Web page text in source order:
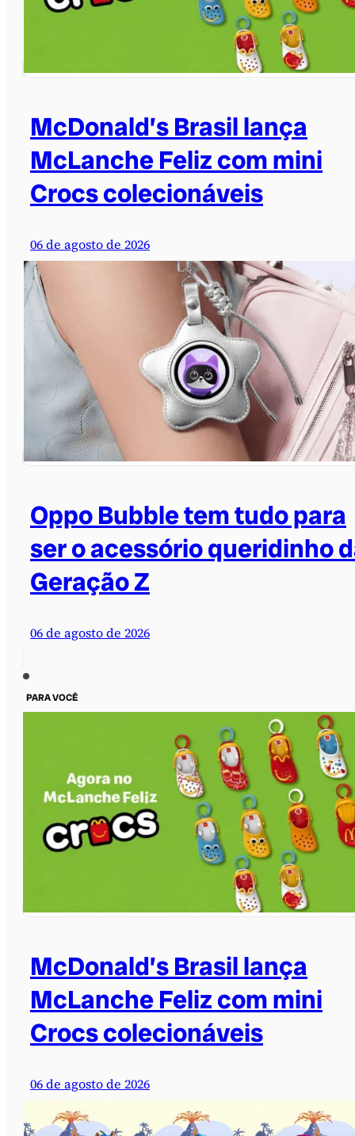
McDonald’s Brasil lança
McLanche Feliz com mini
Crocs colecionáveis
06 de agosto de 2026
Oppo Bubble tem tudo para
ser o acessório queridinho
Geração Z
06 de agosto de 2026
PARA VOCÊ
McDonald’s Brasil lança
McLanche Feliz com mini
Crocs colecionáveis
06 de agosto de 2026